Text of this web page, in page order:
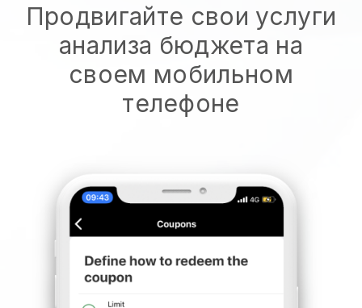
Продвигайте свои услуги
анализа бюджета на
своем мобильном
телефоне